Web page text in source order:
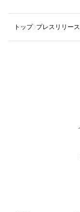
トップ プレスリリース